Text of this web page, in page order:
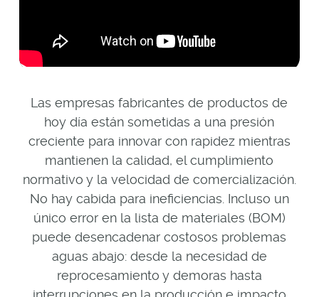
Las empresas fabricantes de productos de
hoy día están sometidas a una presión
creciente para innovar con rapidez mientras
mantienen la calidad, el cumplimiento
normativo y la velocidad de comercialización.
No hay cabida para ineficiencias. Incluso un
único error en la lista de materiales (BOM)
puede desencadenar costosos problemas
aguas abajo: desde la necesidad de
reprocesamiento y demoras hasta